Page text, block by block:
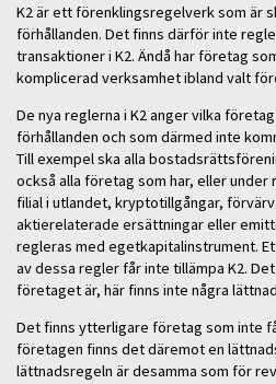
K2 är ett förenklingsregelverk som är
förhållanden. Det finns därför inte
transaktioner i K2. Ändå har företag
komplicerad verksamhet ibland valt
De nya reglerna i K2 anger vilka
förhållanden och som därmed inte
Till exempel ska alla
också alla företag som har, eller under
filial i utlandet, kryptotillgångar,
aktierelaterade ersättningar eller
regleras med egetkapitalinstrument.
av dessa regler får inte tillämpa K2.
företaget är, här finns inte några
Det finns ytterligare företag som inte
företagen finns det däremot en
lättnadsregeln är desamma som för